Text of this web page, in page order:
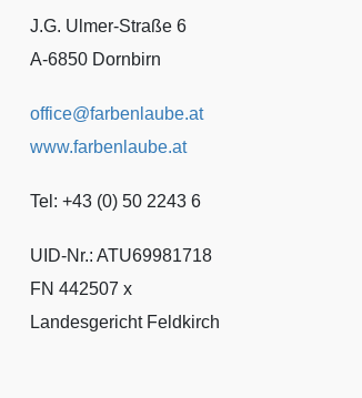
J.G. Ulmer-Straße 6
A-6850 Dornbirn
office@farbenlaube.at
www.farbenlaube.at
Tel: +43 (0) 50 2243 6
UID-Nr.: ATU69981718
FN 442507 x
Landesgericht Feldkirch